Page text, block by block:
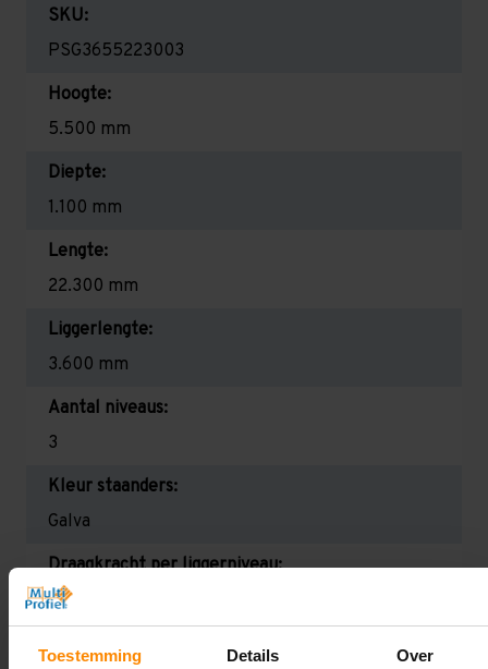
Toestemming Details Over
SKU:
PSG3655223003
Hoogte:
5.500 mm
Diepte:
1.100 mm
Lengte:
22.300 mm
Liggerlengte:
3.600 mm
Aantal niveaus:
3
Kleur staanders:
Galva
Draagkracht per liggerniveau:
2.300 kg (575 kg per pallet)